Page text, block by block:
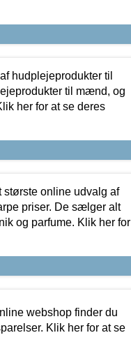
hudplejeprodukter til
til mænd, og
her for at se deres
største online udvalg af
priser. De sælger alt
og parfume. Klik her for
webshop finder du
Klik her for at se